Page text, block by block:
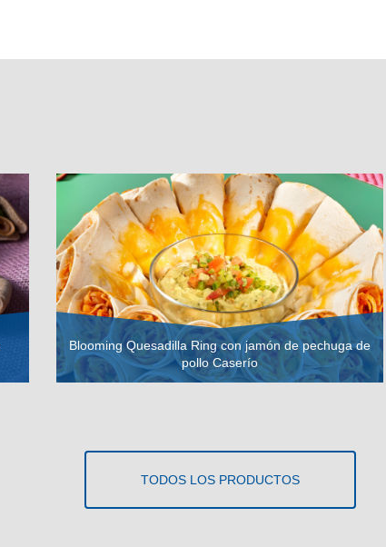
Blooming Quesadilla Ring con jamón de pechuga de
pollo Caserío
TODOS LOS PRODUCTOS